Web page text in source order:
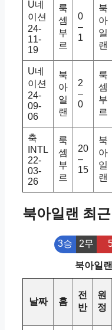
U네
이션
24-
11-
19
룩
셈
부
르
0
–
1
북
아
일
랜
U네
이션
24-
09-
06
북
아
일
랜
2
–
0
룩
셈
부
르
축
INTL
22-
03-
26
룩
셈
부
르
20
–
15
북
아
일
랜
북아일랜 최근
3승 2무
북아일
날짜 홈
전
반
원
정